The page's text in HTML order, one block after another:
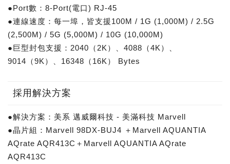
●Port數：8-Port(電口) RJ-45
●連線速度：每一埠，皆支援100M / 1G (1,000M) / 2.5G
(2,500M) / 5G (5,000M) / 10G (10,000M)
●巨型封包支援：2040（2K）、4088（4K）、
9014（9K）、16348（16K） Bytes
採用解決方案
●解決方案：美系 邁威爾科技 - 美滿科技 Marvell
●晶片組：Marvell 98DX-BUJ4 ＋Marvell AQUANTIA
AQrate AQR413C＋Marvell AQUANTIA AQrate
AQR413C